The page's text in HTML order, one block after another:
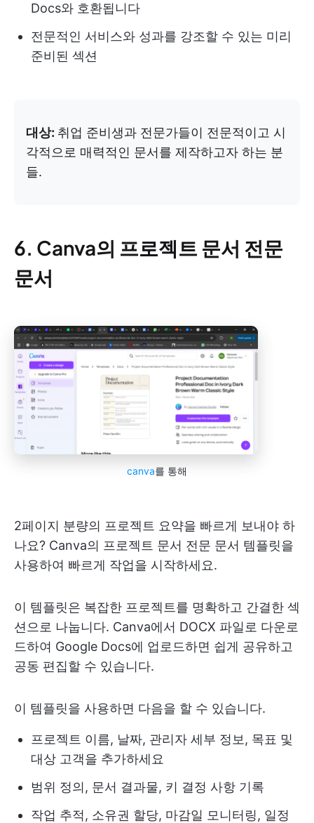
Docs와 호환됩니다
전문적인 서비스와 성과를 강조할 수 있는 미리
준비된 섹션
대상: 취업 준비생과 전문가들이 전문적이고 시
각적으로 매력적인 문서를 제작하고자 하는 분
들.
6. Canva의 프로젝트 문서 전문
문서
canva를 통해
2페이지 분량의 프로젝트 요약을 빠르게 보내야 하
나요? Canva의 프로젝트 문서 전문 문서 템플릿을
사용하여 빠르게 작업을 시작하세요.
이 템플릿은 복잡한 프로젝트를 명확하고 간결한 섹
션으로 나눕니다. Canva에서 DOCX 파일로 다운로
드하여 Google Docs에 업로드하면 쉽게 공유하고
공동 편집할 수 있습니다.
이 템플릿을 사용하면 다음을 할 수 있습니다.
프로젝트 이름, 날짜, 관리자 세부 정보, 목표 및
대상 고객을 추가하세요
범위 정의, 문서 결과물, 키 결정 사항 기록
작업 추적, 소유권 할당, 마감일 모니터링, 일정